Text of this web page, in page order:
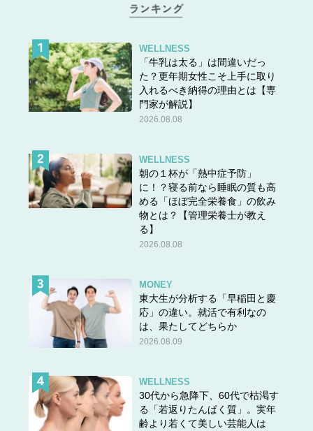
WELLNESS
「牛乳は太る」は間違いだっ
た？更年期女性こそ上手に取り
入れるべき納得の理由とは【専
門家が解説】
2026.08.08
WELLNESS
朝の１杯が「熱中症予防」
に！？寝る前なら睡眠の質も高
める「ほぼ完全栄養食」の飲み
物とは？【管理栄養士が教え
る】
2026.08.08
MONEY
東大生が分析する「早稲田と慶
応」の違い。就活で有利なの
は、果たしてどちらか
2026.08.09
WELLNESS
30代から急降下、60代で枯渇す
る「若返りたんぱく質」。実年
齢より若くて美しい芸能人は